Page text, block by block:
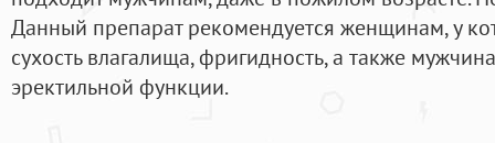
Данный препарат рекомендуется женщинам, у
сухость влагалища, фригидность, а также
эректильной функции.